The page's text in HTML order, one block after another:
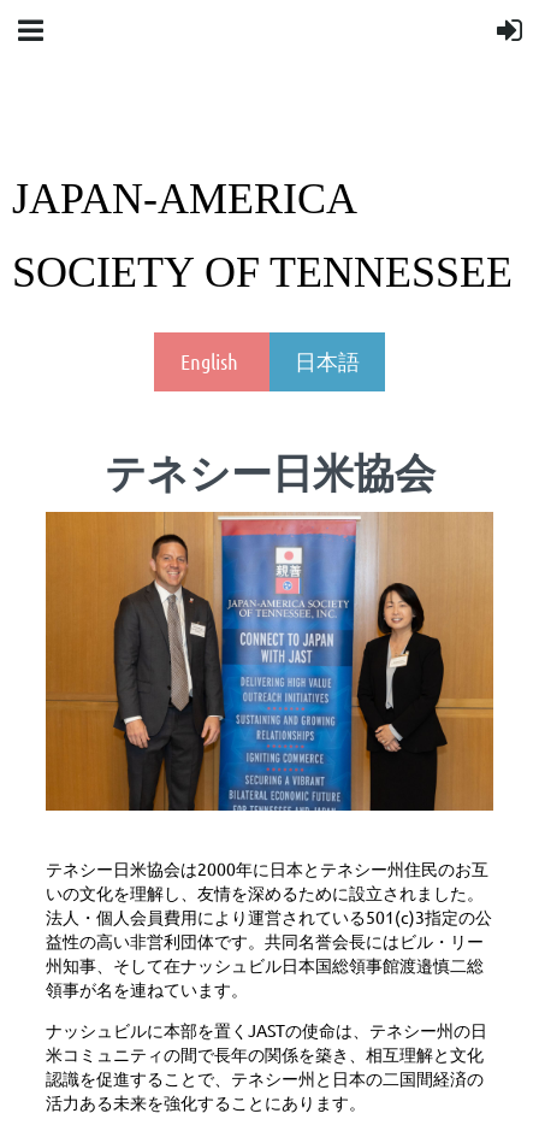
JAPAN-AMERICA
SOCIETY OF TENNESSEE
English 日本語
テネシー日米協会
テネシー日米協会は2000年に日本とテネシー州住民のお互
いの文化を理解し、友情を深めるために設立されました。
法人・個人会員費用により運営されている501(c)3指定の公
益性の高い非営利団体です。共同名誉会長にはビル・リー
州知事、そして在ナッシュビル日本国総領事館渡邉慎二総
領事が名を連ねています。
ナッシュビルに本部を置くJASTの使命は、テネシー州の日
米コミュニティの間で長年の関係を築き、相互理解と文化
認識を促進することで、テネシー州と日本の二国間経済の
活力ある未来を強化することにあります。